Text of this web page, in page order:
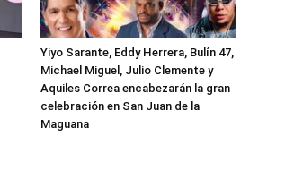
Yiyo Sarante, Eddy Herrera, Bulín 47,
Michael Miguel, Julio Clemente y
Aquiles Correa encabezarán la gran
celebración en San Juan de la
Maguana